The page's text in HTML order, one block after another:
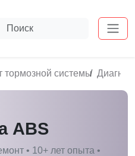
тормозной системы
ABS
• 10+ лет опыта •